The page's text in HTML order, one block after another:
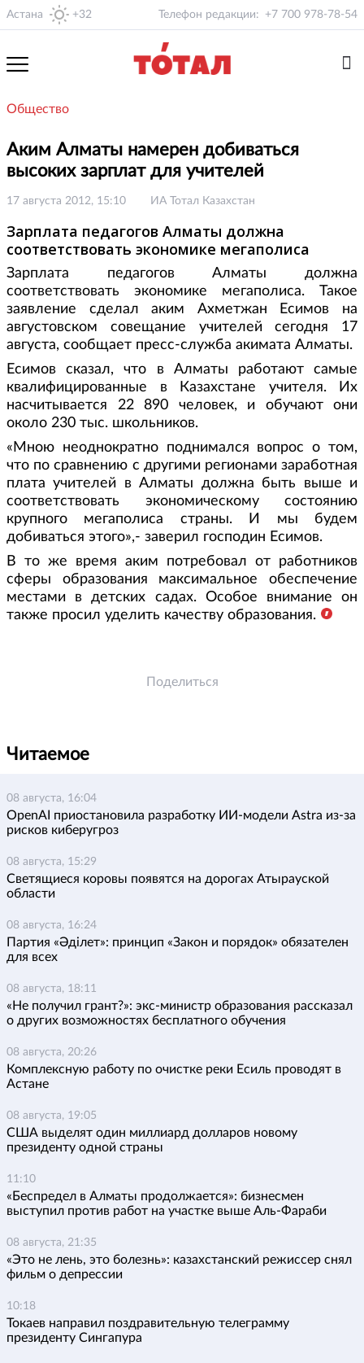
Астана +32 Телефон редакции: +7 700 978-78-54
Общество
Аким Алматы намерен добиваться
высоких зарплат для учителей
17 августа 2012, 15:10 ИА Тотал Казахстан
Зарплата педагогов Алматы должна
соответствовать экономике мегаполиса
Зарплата педагогов Алматы должна
соответствовать экономике мегаполиса. Такое
заявление сделал аким Ахметжан Есимов на
августовском совещание учителей сегодня 17
августа, сообщает пресс-служба акимата Алматы.
Есимов сказал, что в Алматы работают самые
квалифицированные в Казахстане учителя. Их
насчитывается 22 890 человек, и обучают они
около 230 тыс. школьников.
«Мною неоднократно поднимался вопрос о том,
что по сравнению с другими регионами заработная
плата учителей в Алматы должна быть выше и
соответствовать экономическому состоянию
крупного мегаполиса страны. И мы будем
добиваться этого»,- заверил господин Есимов.
В то же время аким потребовал от работников
сферы образования максимальное обеспечение
местами в детских садах. Особое внимание он
также просил уделить качеству образования.
Поделиться
Читаемое
08 августа, 16:04
OpenAI приостановила разработку ИИ-модели Astra из-за
рисков киберугроз
08 августа, 15:29
Светящиеся коровы появятся на дорогах Атырауской
области
08 августа, 16:24
Партия «Әділет»: принцип «Закон и порядок» обязателен
для всех
08 августа, 18:11
«Не получил грант?»: экс-министр образования рассказал
о других возможностях бесплатного обучения
08 августа, 20:26
Комплексную работу по очистке реки Есиль проводят в
Астане
08 августа, 19:05
США выделят один миллиард долларов новому
президенту одной страны
11:10
«Беспредел в Алматы продолжается»: бизнесмен
выступил против работ на участке выше Аль-Фараби
08 августа, 21:35
«Это не лень, это болезнь»: казахстанский режиссер снял
фильм о депрессии
10:18
Токаев направил поздравительную телеграмму
президенту Сингапура